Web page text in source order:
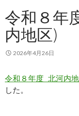
令和８年
内地区)
2026年4月26日
令和８年度 北河内
した。